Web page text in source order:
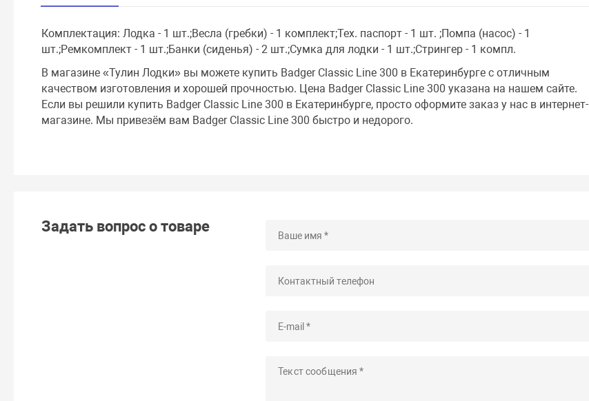
Комплектация: Лодка - 1 шт.;Весла (гребки) - 1 комплект;Тех. паспорт - 1 шт. ;Помпа (насос) - 1
шт.;Ремкомплект - 1 шт.;Банки (сиденья) - 2 шт.;Сумка для лодки - 1 шт.;Стрингер - 1 компл.
В магазине «Тулин Лодки» вы можете купить Badger Classic Line 300 в Екатеринбурге с отличным
качеством изготовления и хорошей прочностью. Цена Badger Classic Line 300 указана на нашем сайте.
Если вы решили купить Badger Classic Line 300 в Екатеринбурге, просто оформите заказ у нас в интернет-
магазине. Мы привезём вам Badger Classic Line 300 быстро и недорого.
Задать вопрос о товаре